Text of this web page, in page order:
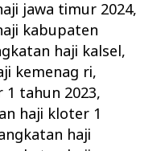
jawa timur 2024,
kabupaten
haji kalsel,
kemenag ri,
tahun 2023,
haji kloter 1
haji